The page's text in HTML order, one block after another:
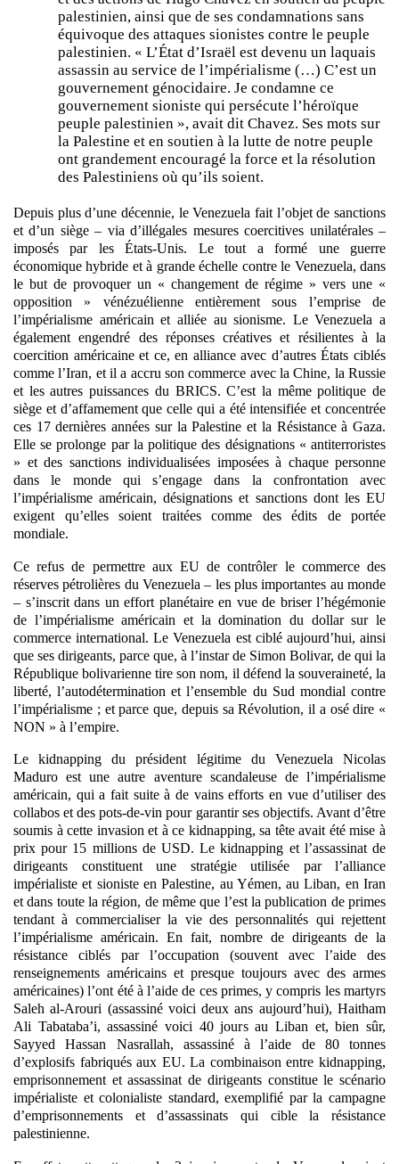
palestinien, ainsi que de ses condamnations sans
équivoque des attaques sionistes contre le peuple
palestinien. « L’État d’Israël est devenu un laquais
assassin au service de l’impérialisme (…) C’est un
gouvernement génocidaire. Je condamne ce
gouvernement sioniste qui persécute l’héroïque
peuple palestinien », avait dit Chavez. Ses mots sur
la Palestine et en soutien à la lutte de notre peuple
ont grandement encouragé la force et la résolution
des Palestiniens où qu’ils soient.
Depuis plus d’une décennie, le Venezuela fait l’objet de sanctions
et d’un siège – via d’illégales mesures coercitives unilatérales –
imposés par les États-Unis. Le tout a formé une guerre
économique hybride et à grande échelle contre le Venezuela, dans
le but de provoquer un « changement de régime » vers une «
opposition » vénézuélienne entièrement sous l’emprise de
l’impérialisme américain et alliée au sionisme. Le Venezuela a
également engendré des réponses créatives et résilientes à la
coercition américaine et ce, en alliance avec d’autres États ciblés
comme l’Iran, et il a accru son commerce avec la Chine, la Russie
et les autres puissances du BRICS. C’est la même politique de
siège et d’affamement que celle qui a été intensifiée et concentrée
ces 17 dernières années sur la Palestine et la Résistance à Gaza.
Elle se prolonge par la politique des désignations « antiterroristes
» et des sanctions individualisées imposées à chaque personne
dans le monde qui s’engage dans la confrontation avec
l’impérialisme américain, désignations et sanctions dont les EU
exigent qu’elles soient traitées comme des édits de portée
mondiale.
Ce refus de permettre aux EU de contrôler le commerce des
réserves pétrolières du Venezuela – les plus importantes au monde
– s’inscrit dans un effort planétaire en vue de briser l’hégémonie
de l’impérialisme américain et la domination du dollar sur le
commerce international. Le Venezuela est ciblé aujourd’hui, ainsi
que ses dirigeants, parce que, à l’instar de Simon Bolivar, de qui la
République bolivarienne tire son nom, il défend la souveraineté, la
liberté, l’autodétermination et l’ensemble du Sud mondial contre
l’impérialisme ; et parce que, depuis sa Révolution, il a osé dire «
NON » à l’empire.
Le kidnapping du président légitime du Venezuela Nicolas
Maduro est une autre aventure scandaleuse de l’impérialisme
américain, qui a fait suite à de vains efforts en vue d’utiliser des
collabos et des pots-de-vin pour garantir ses objectifs. Avant d’être
soumis à cette invasion et à ce kidnapping, sa tête avait été mise à
prix pour 15 millions de USD. Le kidnapping et l’assassinat de
dirigeants constituent une stratégie utilisée par l’alliance
impérialiste et sioniste en Palestine, au Yémen, au Liban, en Iran
et dans toute la région, de même que l’est la publication de primes
tendant à commercialiser la vie des personnalités qui rejettent
l’impérialisme américain. En fait, nombre de dirigeants de la
résistance ciblés par l’occupation (souvent avec l’aide des
renseignements américains et presque toujours avec des armes
américaines) l’ont été à l’aide de ces primes, y compris les martyrs
Saleh al-Arouri (assassiné voici deux ans aujourd’hui), Haitham
Ali Tabataba’i, assassiné voici 40 jours au Liban et, bien sûr,
Sayyed Hassan Nasrallah, assassiné à l’aide de 80 tonnes
d’explosifs fabriqués aux EU. La combinaison entre kidnapping,
emprisonnement et assassinat de dirigeants constitue le scénario
impérialiste et colonialiste standard, exemplifié par la campagne
d’emprisonnements et d’assassinats qui cible la résistance
palestinienne.